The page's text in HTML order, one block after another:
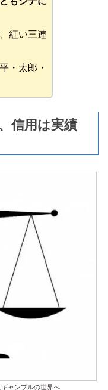
紅い三連
・太郎・
信用は実績
ャンブルの世界へ